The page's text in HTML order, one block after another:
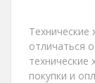
Технические
отличаться
технические
покупки и